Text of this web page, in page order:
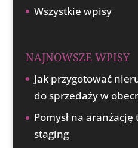
Wszystkie wpisy
NAJNOWSZE WPISY
Jak przygotować
do sprzedaży w
Pomysł na
staging